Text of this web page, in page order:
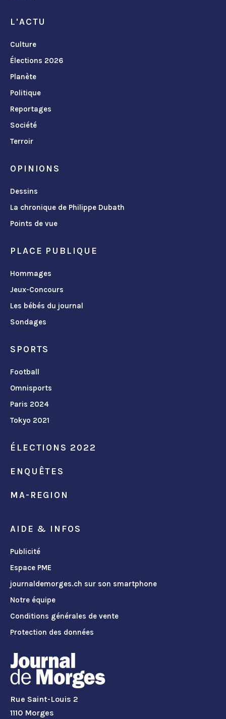
L'ACTU
Culture
Élections 2026
Planète
Politique
Reportages
Société
Terroir
OPINIONS
Dessins
La chronique de Philippe Dubath
Points de vue
PLACE PUBLIQUE
Hommages
Jeux-Concours
Les bébés du journal
Sondages
SPORTS
Football
Omnisports
Paris 2024
Tokyo 2021
ÉLECTIONS 2022
ENQUÊTES
MA-REGION
AIDE & INFOS
Publicité
Espace PME
journaldemorges.ch sur son smartphone
Notre équipe
Conditions générales de vente
Protection des données
Rue Saint-Louis 2
1110 Morges